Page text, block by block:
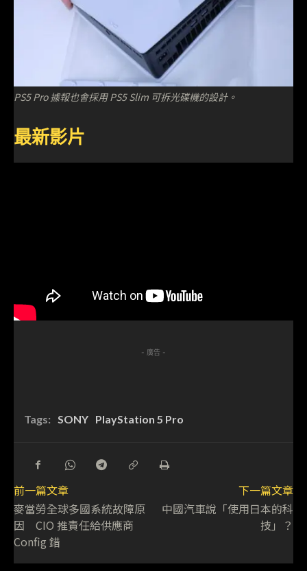
PS5 Pro 據報也會採用 PS5 Slim 可拆光碟機的設計。
最新影片
- 廣告 -
Tags: SONY PlayStation 5 Pro
前一篇文章
麥當勞全球多國系統故障原
因 CIO 推責任給供應商
Config 錯
下一篇文章
中國汽車說「使用日本的科
技」？